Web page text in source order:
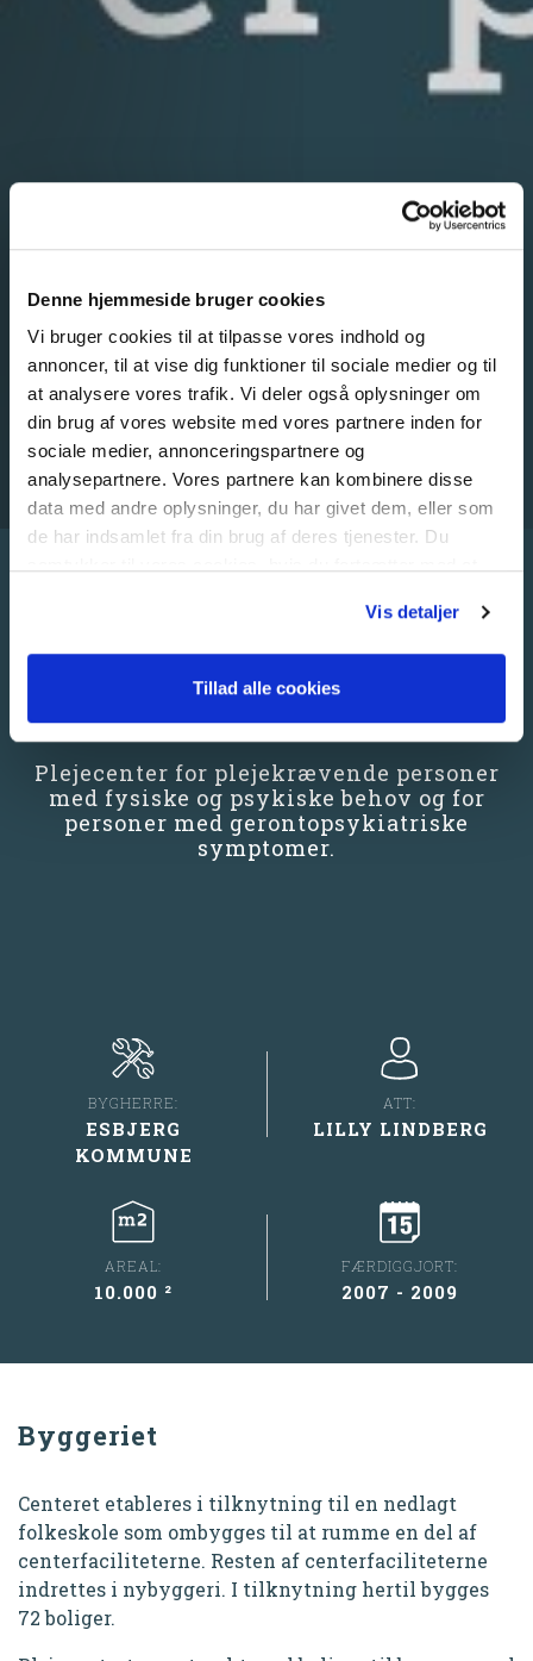
Denne hjemmeside bruger cookies
Vi bruger cookies til at tilpasse vores indhold og
annoncer, til at vise dig funktioner til sociale medier og til
at analysere vores trafik. Vi deler også oplysninger om
din brug af vores website med vores partnere inden for
sociale medier, annonceringspartnere og
analysepartnere. Vores partnere kan kombinere disse
data med andre oplysninger, du har givet dem, eller som
de har indsamlet fra din brug af deres tjenester. Du
Vis detaljer
Tillad alle cookies
REFERENCE FOR
SPECIALCENTER,
ESEHUSET ESBJERG
Plejecenter for plejekrævende personer
med fysiske og psykiske behov og for
personer med gerontopsykiatriske
symptomer.
BYGHERRE:
ESBJERG
KOMMUNE
ATT:
LILLY LINDBERG
AREAL:
10.000 ²
FÆRDIGGJORT:
2007 - 2009
Byggeriet
Centeret etableres i tilknytning til en nedlagt
folkeskole som ombygges til at rumme en del af
centerfaciliteterne. Resten af centerfaciliteterne
indrettes i nybyggeri. I tilknytning hertil bygges
72 boliger.